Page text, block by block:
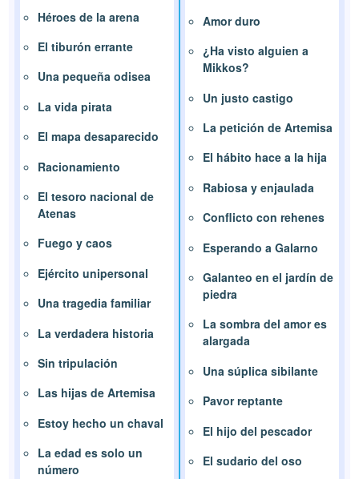
Héroes de la arena
El tiburón errante
Una pequeña odisea
La vida pirata
El mapa desaparecido
Racionamiento
El tesoro nacional de
Atenas
Fuego y caos
Ejército unipersonal
Una tragedia familiar
La verdadera historia
Sin tripulación
Las hijas de Artemisa
Estoy hecho un chaval
La edad es solo un
número
Amor duro
¿Ha visto alguien a
Mikkos?
Un justo castigo
La petición de Artemisa
El hábito hace a la hija
Rabiosa y enjaulada
Conflicto con rehenes
Esperando a Galarno
Galanteo en el jardín de
piedra
La sombra del amor es
alargada
Una súplica sibilante
Pavor reptante
El hijo del pescador
El sudario del oso